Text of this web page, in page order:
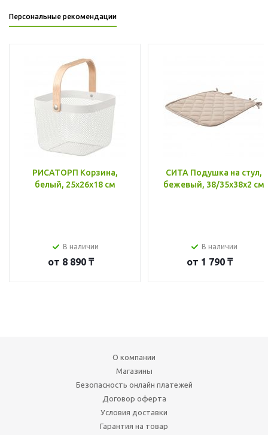
Персональные рекомендации
РИСАТОРП Корзина,
белый, 25x26x18 см
В наличии
от 8 890 ₸
СИТА Подушка на стул,
бежевый, 38/35x38x2 см
В наличии
от 1 790 ₸
О компании
Магазины
Безопасность онлайн платежей
Договор оферта
Условия доставки
Гарантия на товар